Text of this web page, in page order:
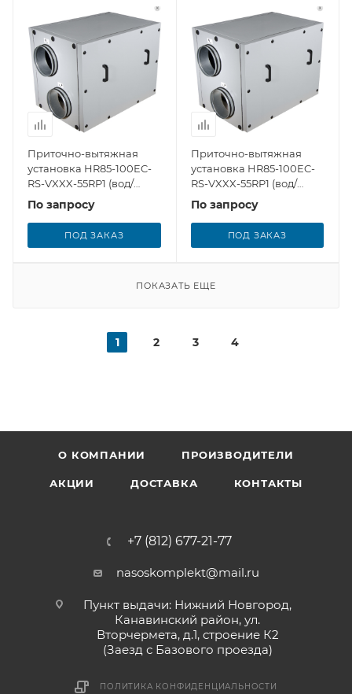
Приточно-вытяжная
установка HR85-100EC-
RS-VXXX-55RP1 (вод/
нагр)
По запросу
ПОД ЗАКАЗ
Приточно-вытяжная
установка HR85-100EC-
RS-VXXX-55RP1 (вод/
нагр/охл)
По запросу
ПОД ЗАКАЗ
ПОКАЗАТЬ ЕЩЕ
1 2 3 4
О КОМПАНИИ ПРОИЗВОДИТЕЛИ
АКЦИИ ДОСТАВКА КОНТАКТЫ
+7 (812) 677-21-77
nasoskomplekt@mail.ru
Пункт выдачи: Нижний Новгород,
Канавинский район, ул.
Вторчермета, д.1, строение К2
(Заезд с Базового проезда)
ПОЛИТИКА КОНФИДЕНЦИАЛЬНОСТИ